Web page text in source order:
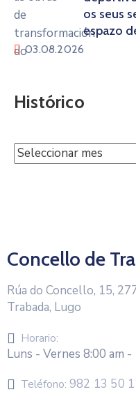
os seus
espazo
03.08.2026
Histórico
Concello de
Rúa do Concello, 15,
Trabada, Lugo
Horario:
Luns - Vernes 8:00 am -
Teléfono: 982 13 50